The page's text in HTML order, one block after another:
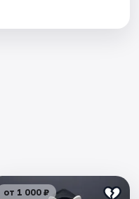
от 1 000 ₽